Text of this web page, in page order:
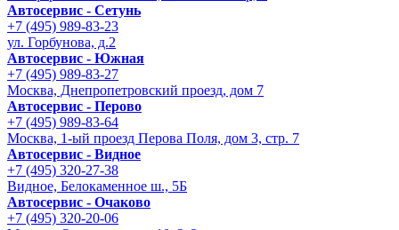
Автосервис - Сетунь
+7 (495) 989-83-23
ул. Горбунова, д.2
Автосервис - Южная
+7 (495) 989-83-27
Москва, Днепропетровский проезд, дом 7
Автосервис - Перово
+7 (495) 989-83-64
Москва, 1-ый проезд Перова Поля, дом 3, стр. 7
Автосервис - Видное
+7 (495) 320-27-38
Видное, Белокаменное ш., 5Б
Автосервис - Очаково
+7 (495) 320-20-06